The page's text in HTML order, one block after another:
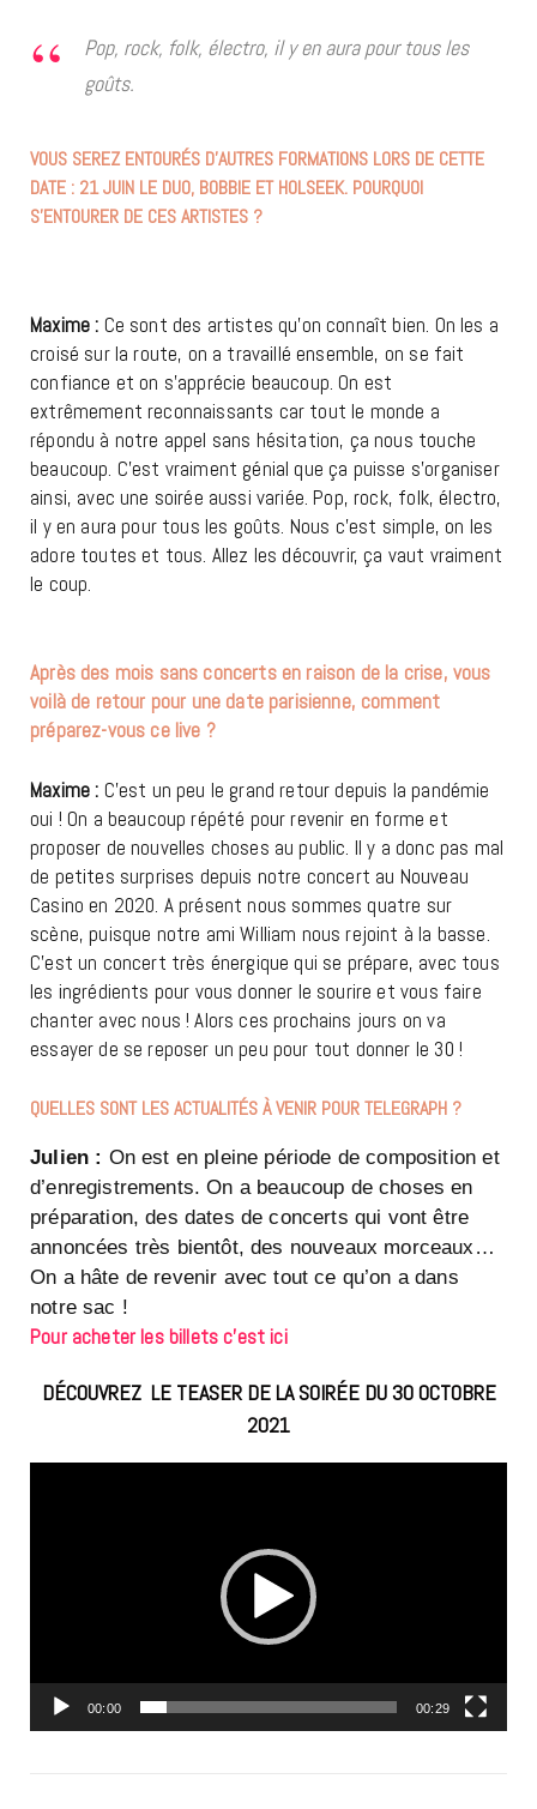
Pop, rock, folk, électro, il y en aura pour tous les
goûts.
VOUS SEREZ ENTOURÉS D’AUTRES FORMATIONS LORS DE CETTE
DATE : 21 JUIN LE DUO, BOBBIE ET HOLSEEK. POURQUOI
S’ENTOURER DE CES ARTISTES ?
Maxime : Ce sont des artistes qu’on connaît bien. On les a
croisé sur la route, on a travaillé ensemble, on se fait
confiance et on s’apprécie beaucoup. On est
extrêmement reconnaissants car tout le monde a
répondu à notre appel sans hésitation, ça nous touche
beaucoup. C’est vraiment génial que ça puisse s’organiser
ainsi, avec une soirée aussi variée. Pop, rock, folk, électro,
il y en aura pour tous les goûts. Nous c’est simple, on les
adore toutes et tous. Allez les découvrir, ça vaut vraiment
le coup.
Après des mois sans concerts en raison de la crise, vous
voilà de retour pour une date parisienne, comment
préparez-vous ce live ?
Maxime : C’est un peu le grand retour depuis la pandémie
oui ! On a beaucoup répété pour revenir en forme et
proposer de nouvelles choses au public. Il y a donc pas mal
de petites surprises depuis notre concert au Nouveau
Casino en 2020. A présent nous sommes quatre sur
scène, puisque notre ami William nous rejoint à la basse.
C’est un concert très énergique qui se prépare, avec tous
les ingrédients pour vous donner le sourire et vous faire
chanter avec nous ! Alors ces prochains jours on va
essayer de se reposer un peu pour tout donner le 30 !
QUELLES SONT LES ACTUALITÉS À VENIR POURTELEGRAPH ?
Julien : On est en pleine période de composition et
d’enregistrements. On a beaucoup de choses en
préparation, des dates de concerts qui vont être
annoncées très bientôt, des nouveaux morceaux…
On a hâte de revenir avec tout ce qu’on a dans
notre sac !
Pour acheter les billets c’est ici
DÉCOUVREZ LE TEASER DE LA SOIRÉE DU 30 OCTOBRE
2021
00:00 00:29